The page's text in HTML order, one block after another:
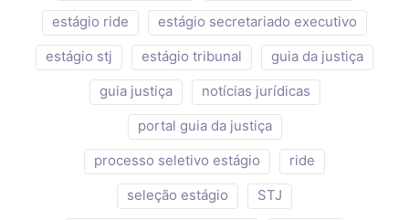
estágio ride
estágio secretariado executivo
estágio stj
estágio tribunal
guia da justiça
guia justiça
notícias jurídicas
portal guia da justiça
processo seletivo estágio
ride
seleção estágio
STJ